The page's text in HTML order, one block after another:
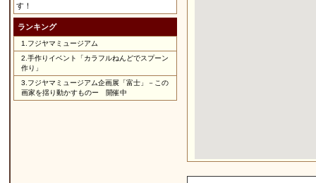
す！
ランキング
1. フジヤマミュージアム
2. 手作りイベント「カラフルねんどでスプーン
作り」
3. フジヤマミュージアム企画展「富士」－この
画家を揺り動かすものー 開催中